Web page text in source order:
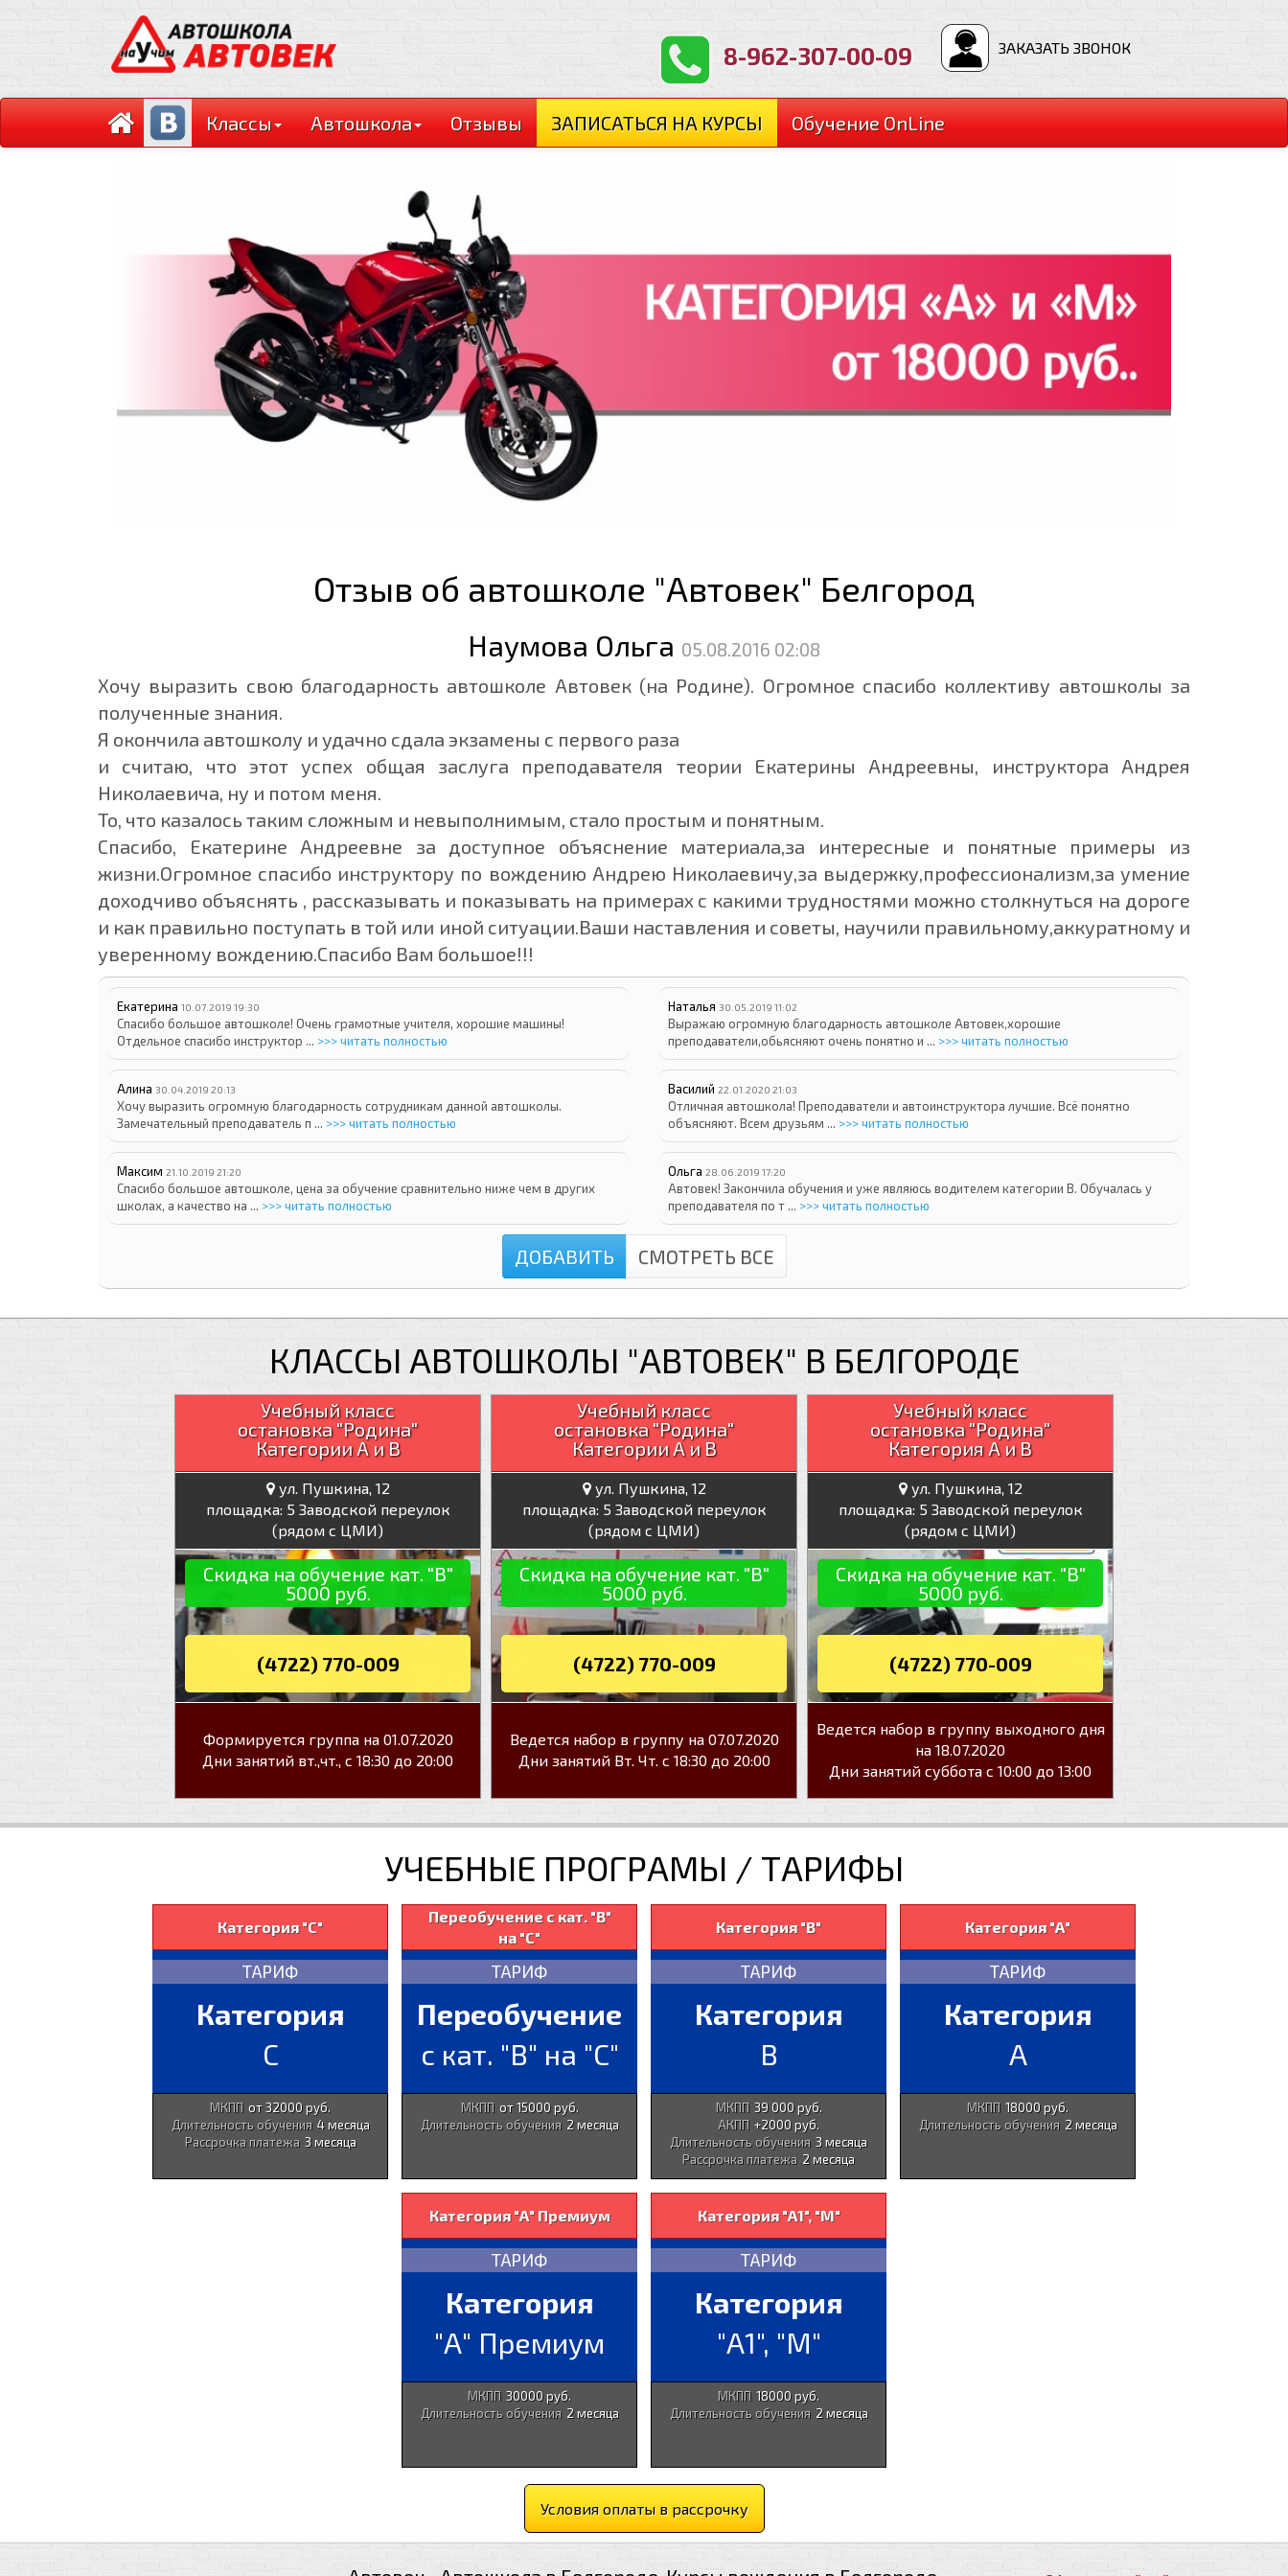
8-962-307-00-09 ЗАКАЗАТЬ ЗВОНОК
Классы Автошкола Отзывы ЗАПИСАТЬСЯ НА КУРСЫ Обучение OnLine
Отзыв об автошколе "Автовек" Белгород
Наумова Ольга 05.08.2016 02:08
Хочу выразить свою благодарность автошколе Автовек (на Родине). Огромное спасибо коллективу автошколы за
полученные знания.
Я окончила автошколу и удачно сдала экзамены с первого раза
и считаю, что этот успех общая заслуга преподавателя теории Екатерины Андреевны, инструктора Андрея
Николаевича, ну и потом меня.
То, что казалось таким сложным и невыполнимым, стало простым и понятным.
Спасибо, Екатерине Андреевне за доступное объяснение материала,за интересные и понятные примеры из
жизни.Огромное спасибо инструктору по вождению Андрею Николаевичу,за выдержку,профессионализм,за умение
доходчиво объяснять , рассказывать и показывать на примерах с какими трудностями можно столкнуться на дороге
и как правильно поступать в той или иной ситуации.Ваши наставления и советы, научили правильному,аккуратному и
уверенному вождению.Спасибо Вам большое!!!
Екатерина 10.07.2019 19:30
Спасибо большое автошколе! Очень грамотные учителя, хорошие машины!
Отдельное спасибо инструктор ... >>> читать полностью
Алина 30.04.2019 20:13
Хочу выразить огромную благодарность сотрудникам данной автошколы.
Замечательный преподаватель п ... >>> читать полностью
Максим 21.10.2019 21:20
Спасибо большое автошколе, цена за обучение сравнительно ниже чем в других
школах, а качество на ... >>> читать полностью
Наталья 30.05.2019 11:02
Выражаю огромную благодарность автошколе Автовек,хорошие
преподаватели,обьясняют очень понятно и ... >>> читать полностью
Василий 22.01.2020 21:03
Отличная автошкола! Преподаватели и автоинструктора лучшие. Всё понятно
объясняют. Всем друзьям ... >>> читать полностью
Ольга 28.06.2019 17:20
Автовек! Закончила обучения и уже являюсь водителем категории В. Обучалась у
преподавателя по т ... >>> читать полностью
ДОБАВИТЬ СМОТРЕТЬ ВСЕ
КЛАССЫ АВТОШКОЛЫ "АВТОВЕК" В БЕЛГОРОДЕ
Учебный класс
остановка "Родина"
Категории А и В
ул. Пушкина, 12
площадка: 5 Заводской переулок
(рядом с ЦМИ)
Скидка на обучение кат. "В"
5000 руб.
(4722) 770-009
Формируется группа на 01.07.2020
Дни занятий вт.,чт., с 18:30 до 20:00
Учебный класс
остановка "Родина"
Категории А и В
ул. Пушкина, 12
площадка: 5 Заводской переулок
(рядом с ЦМИ)
Скидка на обучение кат. "В"
5000 руб.
(4722) 770-009
Ведется набор в группу на 07.07.2020
Дни занятий Вт. Чт. с 18:30 до 20:00
Учебный класс
остановка "Родина"
Категория А и В
ул. Пушкина, 12
площадка: 5 Заводской переулок
(рядом с ЦМИ)
Скидка на обучение кат. "В"
5000 руб.
(4722) 770-009
Ведется набор в группу выходного дня
на 18.07.2020
Дни занятий суббота с 10:00 до 13:00
УЧЕБНЫЕ ПРОГРАМЫ / ТАРИФЫ
Категория "С"
ТАРИФ
Категория
С
МКПП от 32000 руб.
Длительность обучения 4 месяца
Рассрочка платежа 3 месяца
Переобучение с кат. "В"
на "С"
ТАРИФ
Переобучение
с кат. "В" на "С"
МКПП от 15000 руб.
Длительность обучения 2 месяца
Категория "В"
ТАРИФ
Категория
B
МКПП 39 000 руб.
АКПП +2000 руб.
Длительность обучения 3 месяца
Рассрочка платежа 2 месяца
Категория "А"
ТАРИФ
Категория
A
МКПП 18000 руб.
Длительность обучения 2 месяца
Категория "А" Премиум
ТАРИФ
Категория
"А" Премиум
МКПП 30000 руб.
Длительность обучения 2 месяца
Категория "А1", "М"
ТАРИФ
Категория
"А1", "М"
МКПП 18000 руб.
Длительность обучения 2 месяца
Условия оплаты в рассрочку